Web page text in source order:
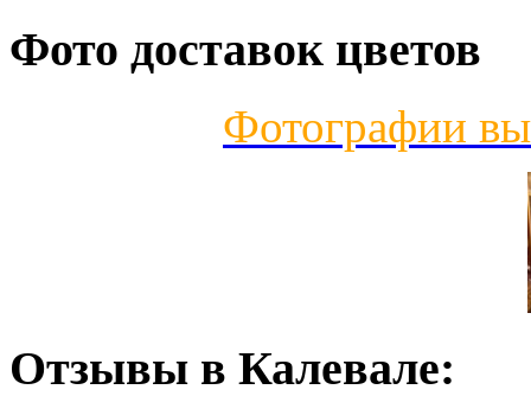
Фото доставок цветов
Фотографии
Отзывы в Калевале: